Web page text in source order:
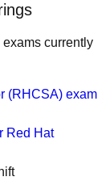
currently
(RHCSA) exam
Red Hat